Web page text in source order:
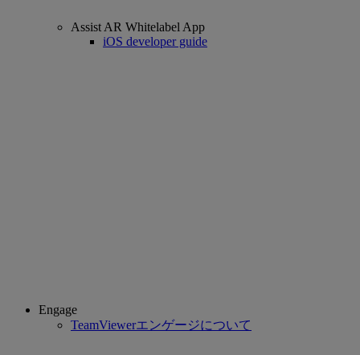
Assist AR Whitelabel App
iOS developer guide
Engage
TeamViewerエンゲージについて